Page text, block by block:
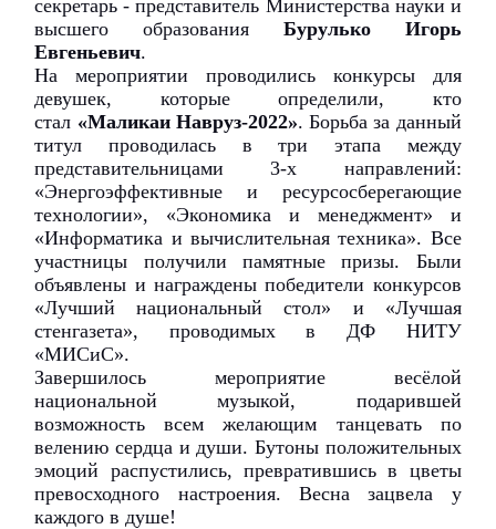
секретарь - представитель Министерства науки и
высшего образования Бурулько Игорь
Евгеньевич.
На мероприятии проводились конкурсы для
девушек, которые определили, кто
стал «Маликаи Навруз-2022». Борьба за данный
титул проводилась в три этапа между
представительницами 3-х направлений:
«Энергоэффективные и ресурсосберегающие
технологии», «Экономика и менеджмент» и
«Информатика и вычислительная техника». Все
участницы получили памятные призы. Были
объявлены и награждены победители конкурсов
«Лучший национальный стол» и «Лучшая
стенгазета», проводимых в ДФ НИТУ
«МИСиС».
Завершилось мероприятие весёлой
национальной музыкой, подарившей
возможность всем желающим танцевать по
велению сердца и души. Бутоны положительных
эмоций распустились, превратившись в цветы
превосходного настроения. Весна зацвела у
каждого в душе!